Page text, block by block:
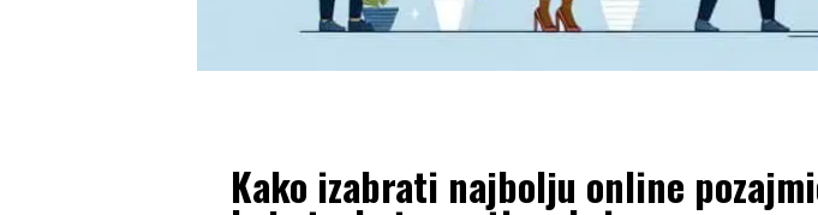
Kako izabrati najbolju online